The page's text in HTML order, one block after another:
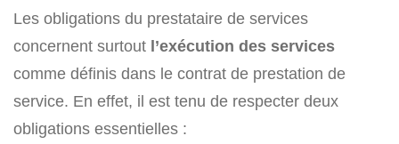
Les obligations du prestataire de services
concernent surtout l’exécution des services
comme définis dans le contrat de prestation de
service. En effet, il est tenu de respecter deux
obligations essentielles :